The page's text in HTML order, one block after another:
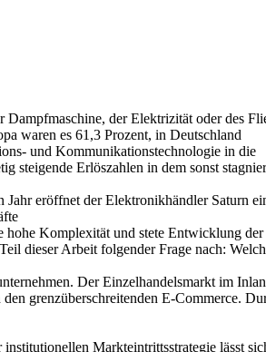
der Elektrizität oder des
waren es 61,3 Prozent, in Deutschland
und Kommunikationstechnologie in die
Erlöszahlen in dem sonst
eröffnet der Elektronikhändler Saturn
Komplexität und stete Entwicklung
dieser Arbeit folgender Frage nach:
Der Einzelhandelsmarkt im
grenzüberschreitenden E-Commerce.
Markteintrittsstrategie lässt